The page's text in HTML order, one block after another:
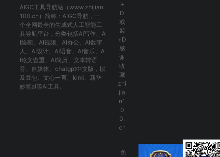
AIGC工具导航站（www.zhijian
100.cn）简称： AIGC导航 ，一
个全网最全的生成式人工智能工
具导航平台，分类包括AI写作 、 A
I绘画 、 AI视频 、 AI办公 、 AI数字
人 、 AI设计、 AI语音、 AI音乐、 A
I论文查重 、 AI简历 、 文本转语
音、 自媒体 、 chatgpt中文版 ，以
及 豆包、 文心一言 、 kimi 、 新华
妙笔ai等AI工具。
l+
D
或
⌘
+D
感
谢
收
藏
zhi
jia
n1
0
0.
cn
免